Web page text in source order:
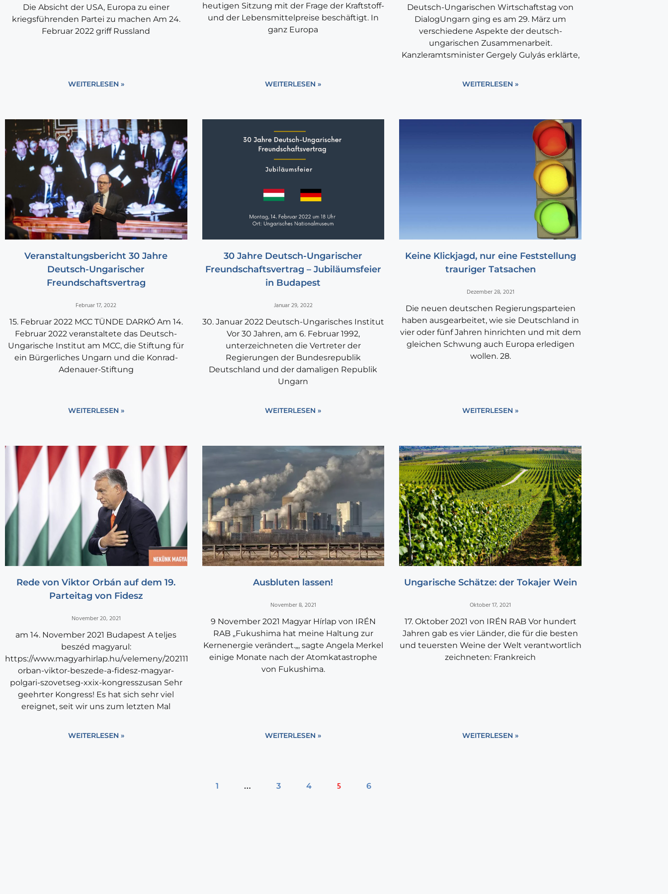
Die Absicht der USA, Europa zu einer
kriegsführenden Partei zu machen Am 24.
Februar 2022 griff Russland
WEITERLESEN »
heutigen Sitzung mit der Frage der Kraftstoff-
und der Lebensmittelpreise beschäftigt. In
ganz Europa
WEITERLESEN »
Deutsch-Ungarischen Wirtschaftstag von
DialogUngarn ging es am 29. März um
verschiedene Aspekte der deutsch-
ungarischen Zusammenarbeit.
Kanzleramtsminister Gergely Gulyás erklärte,
WEITERLESEN »
Veranstaltungsbericht 30 Jahre
Deutsch-Ungarischer
Freundschaftsvertrag
Februar 17, 2022
15. Februar 2022 MCC TÜNDE DARKÓ Am 14.
Februar 2022 veranstaltete das Deutsch-
Ungarische Institut am MCC, die Stiftung für
ein Bürgerliches Ungarn und die Konrad-
Adenauer-Stiftung
WEITERLESEN »
30 Jahre Deutsch-Ungarischer
Freundschaftsvertrag – Jubiläumsfeier
in Budapest
Januar 29, 2022
30. Januar 2022 Deutsch-Ungarisches Institut
Vor 30 Jahren, am 6. Februar 1992,
unterzeichneten die Vertreter der
Regierungen der Bundesrepublik
Deutschland und der damaligen Republik
Ungarn
WEITERLESEN »
Keine Klickjagd, nur eine Feststellung
trauriger Tatsachen
Dezember 28, 2021
Die neuen deutschen Regierungsparteien
haben ausgearbeitet, wie sie Deutschland in
vier oder fünf Jahren hinrichten und mit dem
gleichen Schwung auch Europa erledigen
wollen. 28.
WEITERLESEN »
Rede von Viktor Orbán auf dem 19.
Parteitag von Fidesz
November 20, 2021
am 14. November 2021 Budapest A teljes
beszéd magyarul:
https://www.magyarhirlap.hu/velemeny/20211116-
orban-viktor-beszede-a-fidesz-magyar-
polgari-szovetseg-xxix-kongresszusan Sehr
geehrter Kongress! Es hat sich sehr viel
ereignet, seit wir uns zum letzten Mal
WEITERLESEN »
Ausbluten lassen!
November 8, 2021
9 November 2021 Magyar Hírlap von IRÉN
RAB „Fukushima hat meine Haltung zur
Kernenergie verändert.„, sagte Angela Merkel
einige Monate nach der Atomkatastrophe
von Fukushima.
WEITERLESEN »
Ungarische Schätze: der Tokajer Wein
Oktober 17, 2021
17. Oktober 2021 von IRÉN RAB Vor hundert
Jahren gab es vier Länder, die für die besten
und teuersten Weine der Welt verantwortlich
zeichneten: Frankreich
WEITERLESEN »
1 … 3 4 5 6